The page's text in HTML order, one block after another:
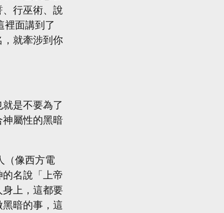
行巫術、說
裡面講到了
就牽涉到你
是不要為了
屬性的黑暗
名說「上帝
上，這都要
暗的事，這